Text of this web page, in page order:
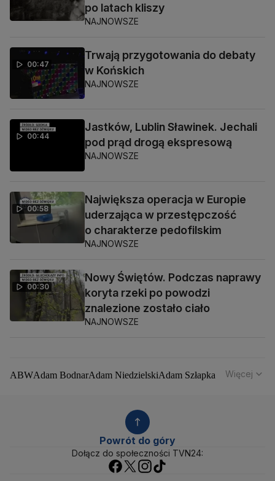
po latach kliszy
NAJNOWSZE
00:47
Trwają przygotowania do debaty
w Końskich
NAJNOWSZE
00:44
Jastków, Lublin Sławinek. Jechali
pod prąd drogą ekspresową
NAJNOWSZE
00:58
Największa operacja w Europie
uderzająca w przestępczość
o charakterze pedofilskim
NAJNOWSZE
00:30
Nowy Świętów. Podczas naprawy
koryta rzeki po powodzi
znalezione zostało ciało
NAJNOWSZE
ABWAdam BodnarAdam NiedzielskiAdam Szłapka
Aleksander Kwaśniewski
Alert RCB
Ambasada USA w Polsce
Andrzej Duda Białoruś
Biuro Bezpieczeństwa Narodowego
Więcej
Powrót do góry
Dołącz do społeczności TVN24: